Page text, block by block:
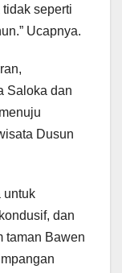
seperti
Ucapnya.
Saloka dan
Dusun
untuk
dan
taman Bawen